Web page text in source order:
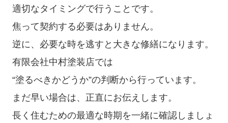
適切なタイミングで行うことです。
焦って契約する必要はありません。
逆に、必要な時を逃すと大きな修繕になります。
有限会社中村塗装店では
“塗るべきかどうか”の判断から行っています。
まだ早い場合は、正直にお伝えします。
長く住むための最適な時期を一緒に確認しましょ